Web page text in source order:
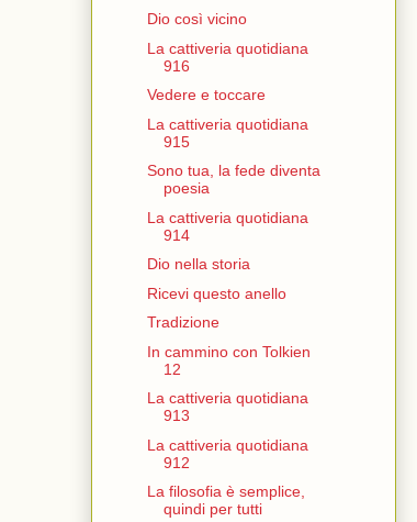
Dio così vicino
La cattiveria quotidiana
916
Vedere e toccare
La cattiveria quotidiana
915
Sono tua, la fede diventa
poesia
La cattiveria quotidiana
914
Dio nella storia
Ricevi questo anello
Tradizione
In cammino con Tolkien
12
La cattiveria quotidiana
913
La cattiveria quotidiana
912
La filosofia è semplice,
quindi per tutti